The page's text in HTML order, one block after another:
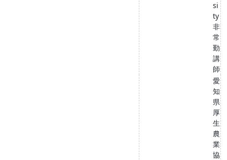
si
ty
非
常
勤
講
師
愛
知
県
厚
生
農
業
協